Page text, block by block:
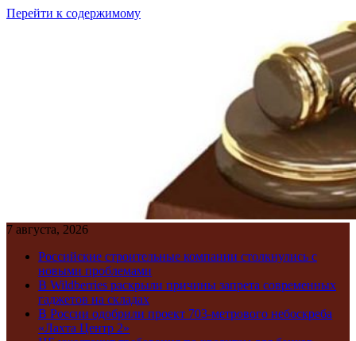
Перейти к содержимому
7 августа, 2026
Российские строительные компании столкнулись с
новыми проблемами
В Wildberries раскрыли причины запрета современных
гаджетов на складах
В России одобрили проект 703-метрового небоскреба
«Лахта Центр 2»